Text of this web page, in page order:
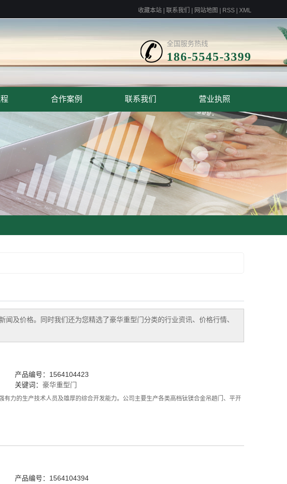
收藏本站 联系我们 网站地图 RSS XML
全国服务热线
186-5545-3399
合作案例 联系我们 营业执照
闻及价格。同时我们还为您精选了豪华重型门分类的行业资讯、价格行情、
产品编号：1564104423
关键词： 豪华重型门
力的生产技术人员及雄厚的综合开发能力。公司主要生产各类高档钛镁合金吊趟门、平开
产品编号：1564104394